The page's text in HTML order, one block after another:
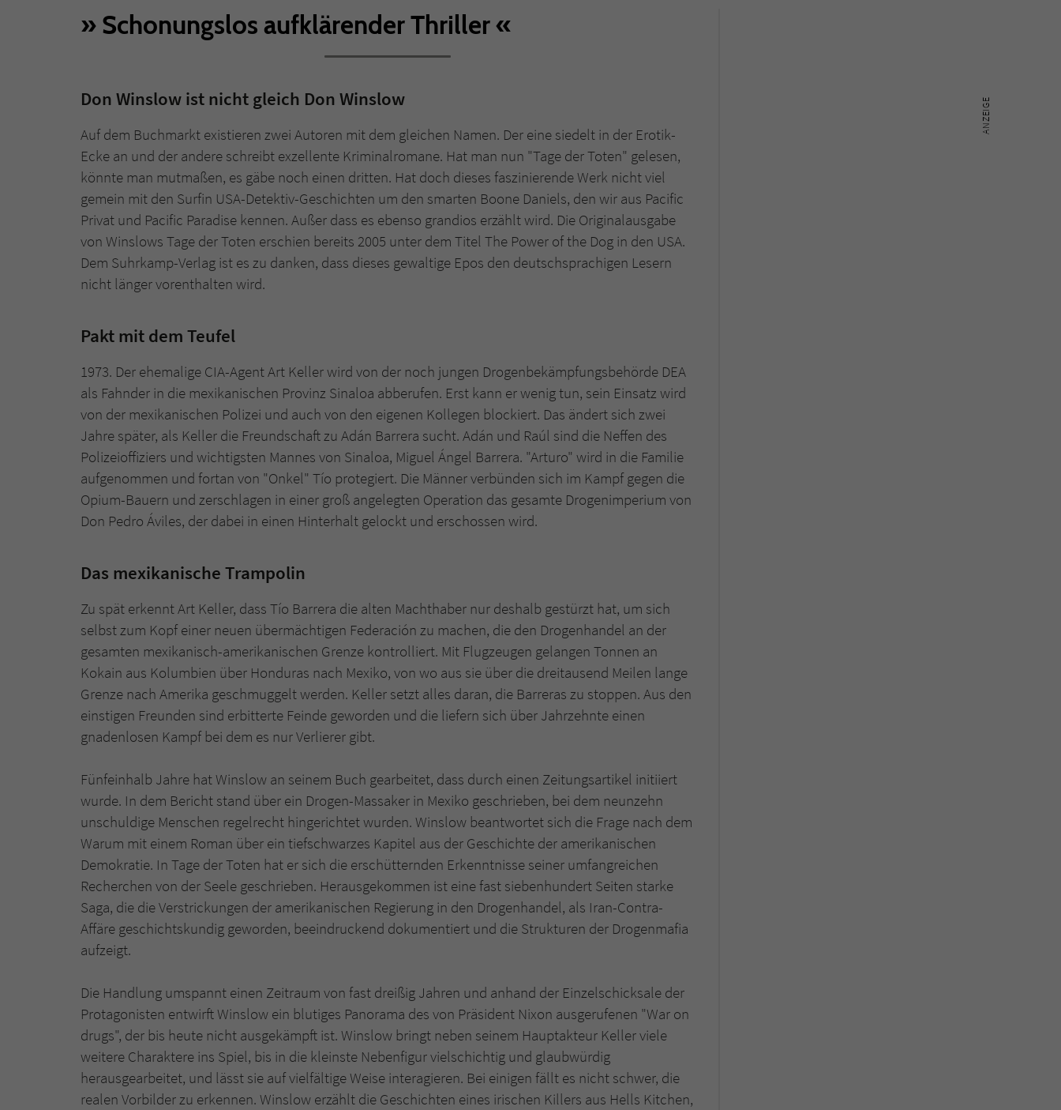
Schonungslos aufklärender Thriller
Don Winslow ist nicht gleich Don Winslow
Auf dem Buchmarkt existieren zwei Autoren mit dem gleichen Namen. Der eine siedelt in der Erotik-
Ecke an und der andere schreibt exzellente Kriminalromane. Hat man nun "Tage der Toten" gelesen,
könnte man mutmaßen, es gäbe noch einen dritten. Hat doch dieses faszinierende Werk nicht viel
gemein mit den Surfin USA-Detektiv-Geschichten um den smarten Boone Daniels, den wir aus Pacific
Privat und Pacific Paradise kennen. Außer dass es ebenso grandios erzählt wird. Die Originalausgabe
von Winslows Tage der Toten erschien bereits 2005 unter dem Titel The Power of the Dog in den USA.
Dem Suhrkamp-Verlag ist es zu danken, dass dieses gewaltige Epos den deutschsprachigen Lesern
nicht länger vorenthalten wird.
Pakt mit dem Teufel
1973. Der ehemalige CIA-Agent Art Keller wird von der noch jungen Drogenbekämpfungsbehörde DEA
als Fahnder in die mexikanischen Provinz Sinaloa abberufen. Erst kann er wenig tun, sein Einsatz wird
von der mexikanischen Polizei und auch von den eigenen Kollegen blockiert. Das ändert sich zwei
Jahre später, als Keller die Freundschaft zu Adán Barrera sucht. Adán und Raúl sind die Neffen des
Polizeioffiziers und wichtigsten Mannes von Sinaloa, Miguel Ángel Barrera. "Arturo" wird in die Familie
aufgenommen und fortan von "Onkel" Tío protegiert. Die Männer verbünden sich im Kampf gegen die
Opium-Bauern und zerschlagen in einer groß angelegten Operation das gesamte Drogenimperium von
Don Pedro Áviles, der dabei in einen Hinterhalt gelockt und erschossen wird.
Das mexikanische Trampolin
Zu spät erkennt Art Keller, dass Tío Barrera die alten Machthaber nur deshalb gestürzt hat, um sich
selbst zum Kopf einer neuen übermächtigen Federación zu machen, die den Drogenhandel an der
gesamten mexikanisch-amerikanischen Grenze kontrolliert. Mit Flugzeugen gelangen Tonnen an
Kokain aus Kolumbien über Honduras nach Mexiko, von wo aus sie über die dreitausend Meilen lange
Grenze nach Amerika geschmuggelt werden. Keller setzt alles daran, die Barreras zu stoppen. Aus den
einstigen Freunden sind erbitterte Feinde geworden und die liefern sich über Jahrzehnte einen
gnadenlosen Kampf bei dem es nur Verlierer gibt.
Fünfeinhalb Jahre hat Winslow an seinem Buch gearbeitet, dass durch einen Zeitungsartikel initiiert
wurde. In dem Bericht stand über ein Drogen-Massaker in Mexiko geschrieben, bei dem neunzehn
unschuldige Menschen regelrecht hingerichtet wurden. Winslow beantwortet sich die Frage nach dem
Warum mit einem Roman über ein tiefschwarzes Kapitel aus der Geschichte der amerikanischen
Demokratie. In Tage der Toten hat er sich die erschütternden Erkenntnisse seiner umfangreichen
Recherchen von der Seele geschrieben. Herausgekommen ist eine fast siebenhundert Seiten starke
Saga, die die Verstrickungen der amerikanischen Regierung in den Drogenhandel, als Iran-Contra-
Affäre geschichtskundig geworden, beeindruckend dokumentiert und die Strukturen der Drogenmafia
aufzeigt.
Die Handlung umspannt einen Zeitraum von fast dreißig Jahren und anhand der Einzelschicksale der
Protagonisten entwirft Winslow ein blutiges Panorama des von Präsident Nixon ausgerufenen "War on
drugs", der bis heute nicht ausgekämpft ist. Winslow bringt neben seinem Hauptakteur Keller viele
weitere Charaktere ins Spiel, bis in die kleinste Nebenfigur vielschichtig und glaubwürdig
herausgearbeitet, und lässt sie auf vielfältige Weise interagieren. Bei einigen fällt es nicht schwer, die
realen Vorbilder zu erkennen. Winslow erzählt die Geschichten eines irischen Killers aus Hells Kitchen,
Name tx_pwcomments_ahash
Laufzeit
Name fe_typo_user
Anbieter Literatur-Couch Medien GmbH & Co. KG
Laufzeit Session